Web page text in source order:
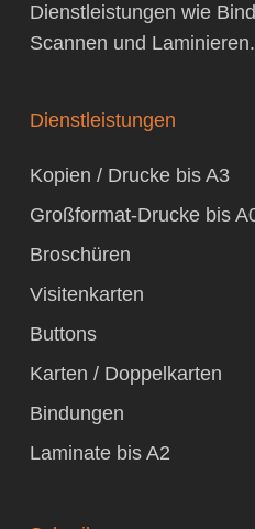
Dienstleistungen wie
Scannen und Laminieren.
Dienstleistungen
Kopien / Drucke bis A3
Großformat-Drucke bis
Broschüren
Visitenkarten
Buttons
Karten / Doppelkarten
Bindungen
Laminate bis A2